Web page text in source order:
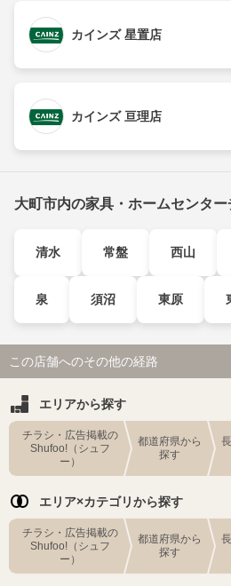
カインズ 星置店
カインズ 亘理店
大町市内の家具・ホームセンタ
清水 常盤 西山
泉 須沼 東原
この店舗へのその他の経路
エリアから探す
チラシ・広告掲載の
Shufoo!（シュフ
ー）
都道府県から
探す
エリア×カテゴリから探す
チラシ・広告掲載の
Shufoo!（シュフ
ー）
都道府県から
探す